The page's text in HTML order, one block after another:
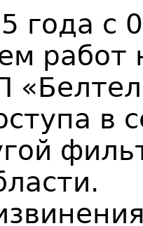
года c
работ
в